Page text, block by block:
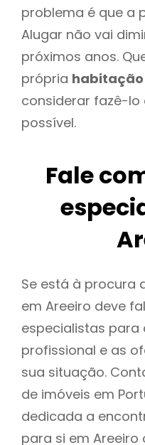
problema é que a
Alugar não vai
próximos anos.
própria habitação
considerar fazê-lo
possível.
Fale
Se está à procura
em Areeiro deve
especialistas para
profissional e as
sua situação.
de imóveis em
dedicada a
para si em Areeiro